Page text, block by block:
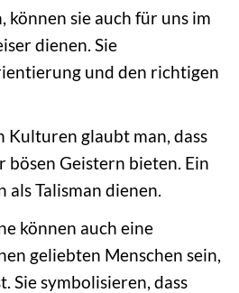
können sie auch für uns im
dienen. Sie
und den richtigen
Kulturen glaubt man, dass
bösen Geistern bieten. Ein
als Talisman dienen.
können auch eine
geliebten Menschen sein,
Sie symbolisieren, dass